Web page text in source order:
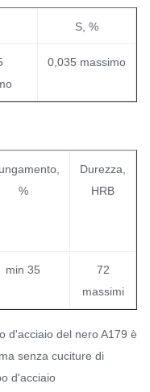
S, %
0,035 massimo
%
Durezza,
HRB
min 35
72
massimi
d'acciaio del nero A179 è
senza cuciture di
d'acciaio